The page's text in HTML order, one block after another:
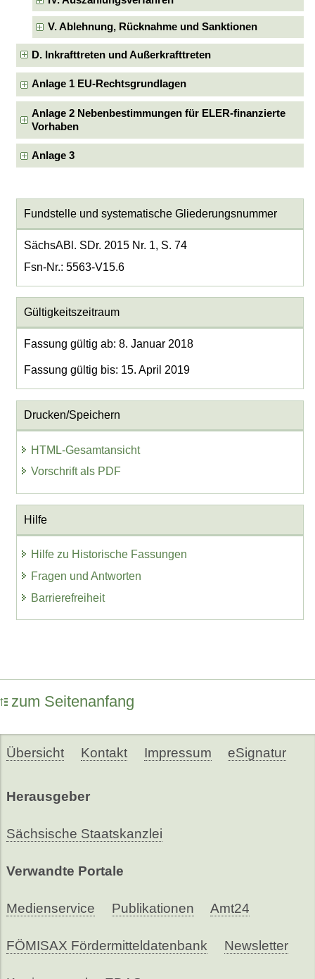
V. Ablehnung, Rücknahme und Sanktionen
D. Inkrafttreten und Außerkrafttreten
Anlage 1 EU-Rechtsgrundlagen
Anlage 2 Nebenbestimmungen für ELER-finanzierte
Vorhaben
Anlage 3
Fundstelle und systematische Gliederungsnummer
SächsABl. SDr. 2015 Nr. 1, S. 74
Fsn-Nr.: 5563-V15.6
Gültigkeitszeitraum
Fassung gültig ab: 8. Januar 2018
Fassung gültig bis: 15. April 2019
Drucken/Speichern
HTML-Gesamtansicht
Vorschrift als PDF
Hilfe
Hilfe zu Historische Fassungen
Fragen und Antworten
Barrierefreiheit
zum Seitenanfang
Übersicht Kontakt Impressum eSignatur
Herausgeber
Sächsische Staatskanzlei
Verwandte Portale
Medienservice Publikationen Amt24
FÖMISAX Fördermitteldatenbank Newsletter